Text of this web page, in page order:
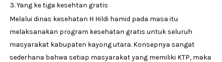
Yang ke tiga kesehtan gratis
Melalui dinas kesehatan H Hildi hamid pada masa itu
melaksanakan program kesehatan gratis untuk seluruh
masyarakat kabupaten kayong utara. Konsepnya sangat
sederhana bahwa setiap masyarakat yang memiliki KTP, maka